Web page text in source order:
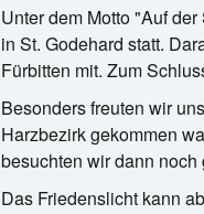
Unter dem Motto "Auf
in St. Godehard statt.
Fürbitten mit. Zum
Besonders freuten wir
Harzbezirk gekommen
besuchten wir dann
Das Friedenslicht kann